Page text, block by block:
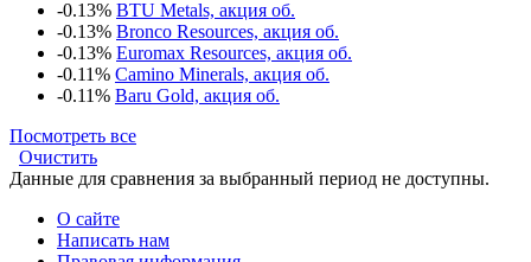
-0.13% BTU Metals, акция об.
-0.13% Bronco Resources, акция об.
-0.13% Euromax Resources, акция об.
-0.11% Camino Minerals, акция об.
-0.11% Baru Gold, акция об.
Посмотреть все
Очистить
Данные для сравнения за выбранный период не доступны.
О сайте
Написать нам